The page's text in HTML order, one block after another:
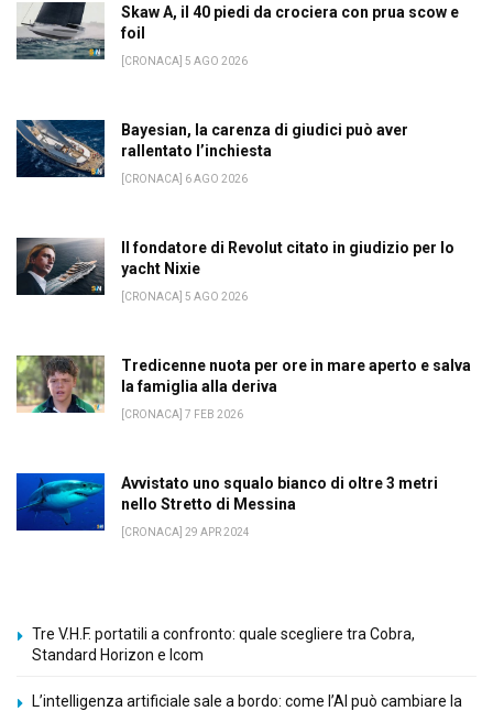
Skaw A, il 40 piedi da crociera con prua scow e
foil
[CRONACA] 5 AGO 2026
Bayesian, la carenza di giudici può aver
rallentato l’inchiesta
[CRONACA] 6 AGO 2026
Il fondatore di Revolut citato in giudizio per lo
yacht Nixie
[CRONACA] 5 AGO 2026
Tredicenne nuota per ore in mare aperto e salva
la famiglia alla deriva
[CRONACA] 7 FEB 2026
Avvistato uno squalo bianco di oltre 3 metri
nello Stretto di Messina
[CRONACA] 29 APR 2024
Tre V.H.F. portatili a confronto: quale scegliere tra Cobra,
Standard Horizon e Icom
L’intelligenza artificiale sale a bordo: come l’AI può cambiare la